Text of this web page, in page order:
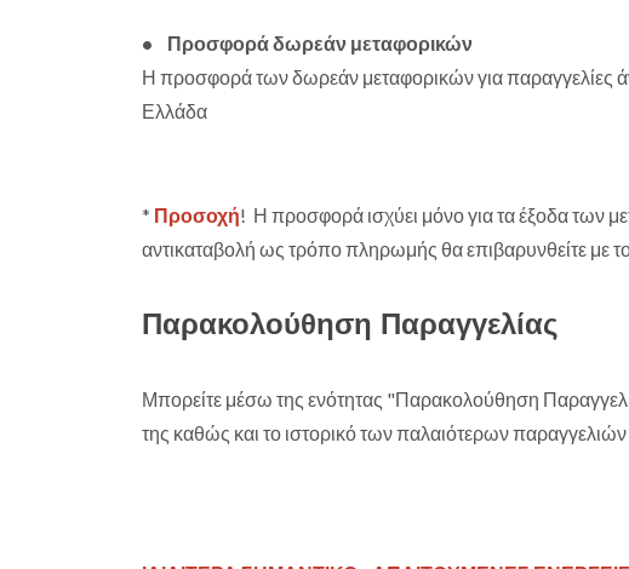
• Προσφορά δωρεάν μεταφορικών
Η προσφορά των δωρεάν μεταφορικών για παραγγελίες
Ελλάδα
* Προσοχή! Η προσφορά ισχύει μόνο για τα έξοδα των
αντικαταβολή ως τρόπο πληρωμής θα επιβαρυνθείτε με
Παρακολούθηση Παραγγελίας
Μπορείτε μέσω της ενότητας "Παρακολούθηση
της καθώς και το ιστορικό των παλαιότερων